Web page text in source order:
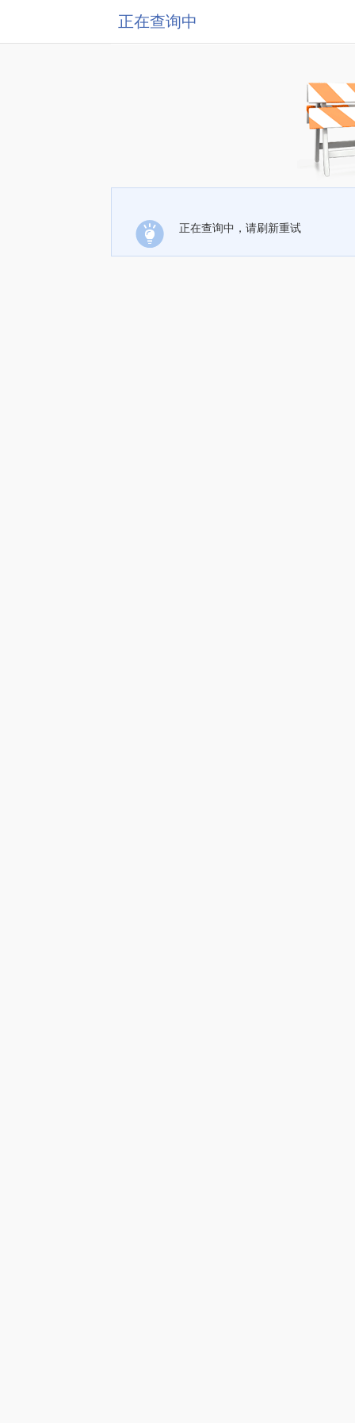
正在查询中
正在查询中，请刷新重试